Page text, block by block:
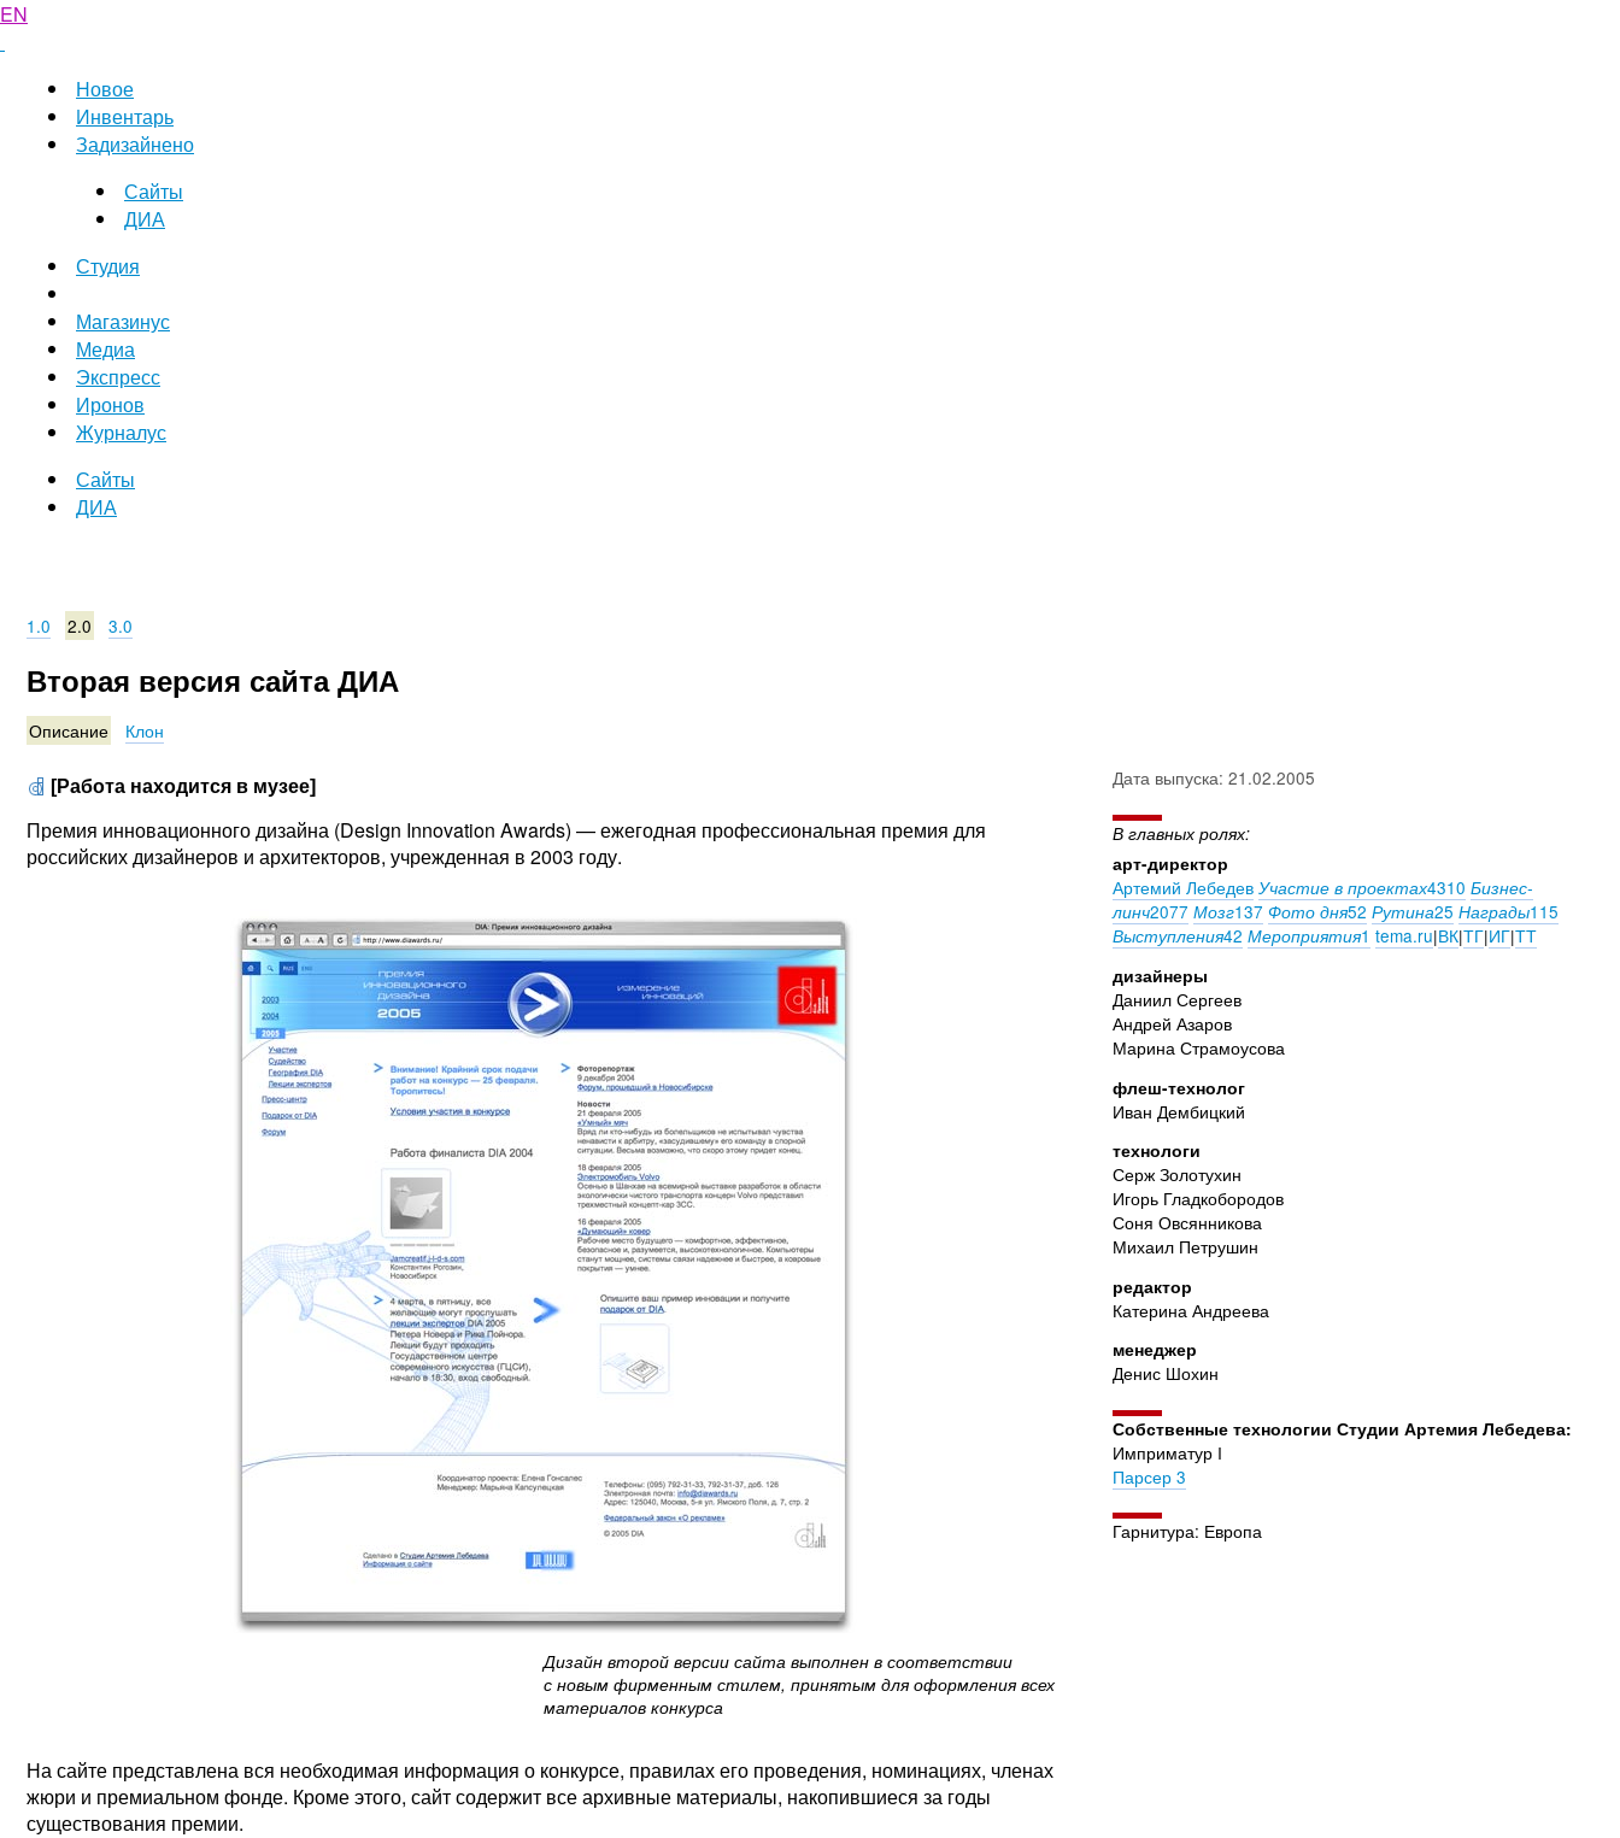
EN
Новое
Инвентарь
Задизайнено
Сайты
ДИА
Студия
Магазинус
Медиа
Экспресс
Иронов
Журналус
Сайты
ДИА
1.0 2.0 3.0
Вторая версия сайта ДИА
Описание Клон
[Работа находится в музее]
Премия инновационного дизайна (Design Innovation Awards) — ежегодная профессиональная премия для
российских дизайнеров и архитекторов, учрежденная в 2003 году.
Дизайн второй версии сайта выполнен в соответствии
с новым фирменным стилем, принятым для оформления всех
материалов конкурса
На сайте представлена вся необходимая информация о конкурсе, правилах его проведения, номинациях, членах
жюри и премиальном фонде. Кроме этого, сайт содержит все архивные материалы, накопившиеся за годы
существования премии.
Дата выпуска: 21.02.2005
В главных ролях:
арт-директор
Артемий Лебедев Участие в проектах4310 Бизнес-
линч2077 Мозг137 Фото дня52 Рутина25 Награды115
Выступления42 Мероприятия1 tema.ru|ВК|ТГ|ИГ|ТТ
дизайнеры
Даниил Сергеев
Андрей Азаров
Марина Страмоусова
флеш-технолог
Иван Дембицкий
технологи
Серж Золотухин
Игорь Гладкобородов
Соня Овсянникова
Михаил Петрушин
редактор
Катерина Андреева
менеджер
Денис Шохин
Собственные технологии Студии Артемия Лебедева:
Имприматур I
Парсер 3
Гарнитура: Европа